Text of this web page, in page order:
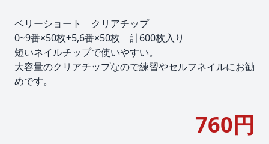
ベリーショート クリアチップ
0~9番×50枚+5,6番×50枚 計600枚入り
短いネイルチップで使いやすい。
大容量のクリアチップなので練習やセルフネイルにお勧
めです。
760円